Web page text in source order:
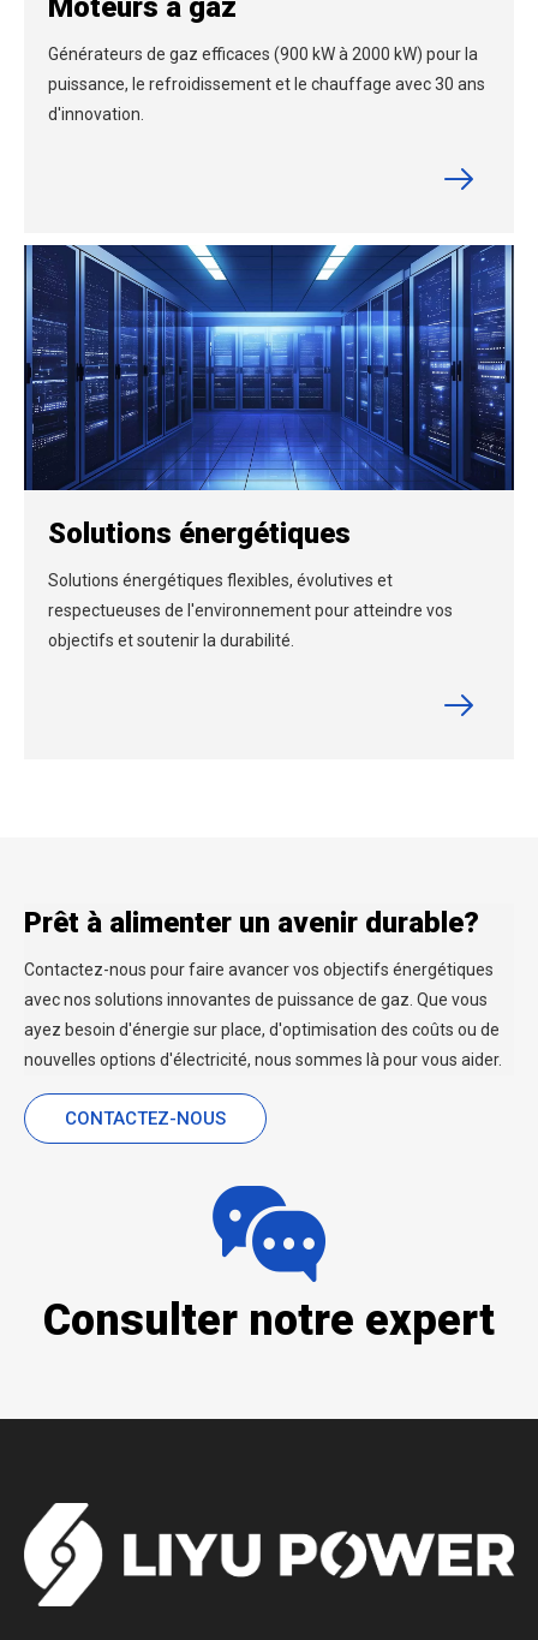
Moteurs à gaz
Générateurs de gaz efficaces (900 kW à 2000 kW) pour la
puissance, le refroidissement et le chauffage avec 30 ans
d'innovation.
Solutions énergétiques
Solutions énergétiques flexibles, évolutives et
respectueuses de l'environnement pour atteindre vos
objectifs et soutenir la durabilité.
Prêt à alimenter un avenir durable?
Contactez-nous pour faire avancer vos objectifs énergétiques
avec nos solutions innovantes de puissance de gaz. Que vous
ayez besoin d'énergie sur place, d'optimisation des coûts ou de
nouvelles options d'électricité, nous sommes là pour vous aider.
CONTACTEZ-NOUS
Consulter notre expert